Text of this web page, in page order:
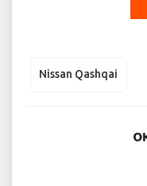
Nissan Qashqai